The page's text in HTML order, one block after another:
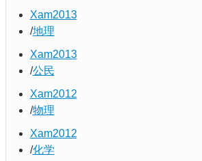
Xam2013
地理
Xam2013
公民
Xam2012
物理
Xam2012
化学